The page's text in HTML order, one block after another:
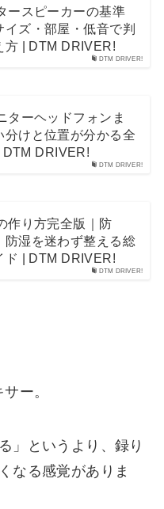
DTM DRIVER!
ースピーカーの基準
イズ・部屋・低音で判
方 | DTM DRIVER!
DTM DRIVER!
ターヘッドフォンま
分けと位置が分かる全
DRIVER!
DTM DRIVER!
作り方完全版｜防
防湿を迷わず整える総
ド | DTM DRIVER!
ー。
」というより、録り
なる感覚がありま